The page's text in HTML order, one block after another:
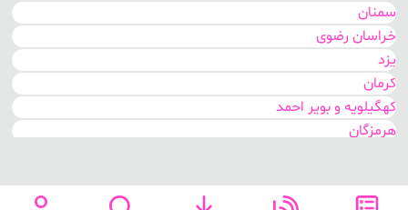
تعمیر کار کولر آبی هفت چنار تهران
در مناطق با رطوبت کم، تبخیر آب در هوا وسیله ای طبیعی و کم مصرف
برای خنک سازی فراهم می کند. کولرهای آبی بر این اصل متکی هستند.
با عبور دادن هوای بیرون از روی پدهای اشباع شده از آب، آب موجود در
پدها تبخیر می شود و دمای هوا را قبل از هدایت به داخل خانه 15 تا 40
درجه فارنهایت کاهش می دهد.
برخلاف سیستم کولر گازی که همان هوا را به گردش در می آورند،
سمنان
خراسان رضوی
یزد
کرمان
کهگیلویه و بویر احمد
هرمزگان
اصفهان